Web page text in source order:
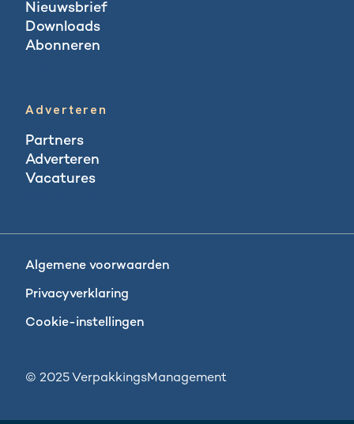
Nieuwsbrief
Downloads
Abonneren
Adverteren
Partners
Adverteren
Vacatures
Algemene voorwaarden
Privacyverklaring
Cookie-instellingen
© 2025 VerpakkingsManagement